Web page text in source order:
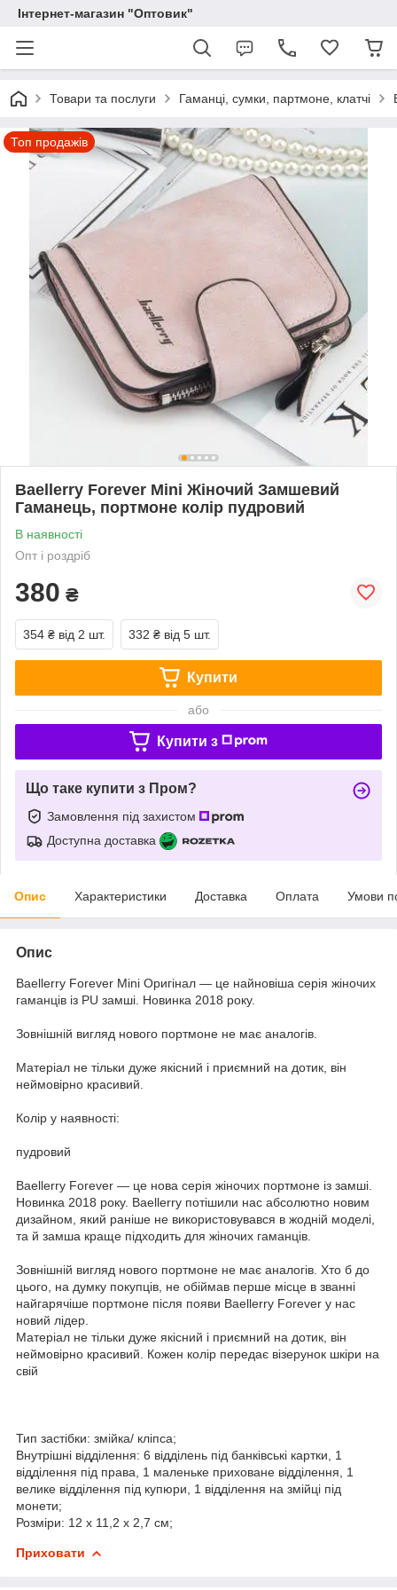
Інтернет-магазин "Оптовик"
Товари та послуги Гаманці, сумки, партмоне, клатчі
Топ продажів
Baellerry Forever Mini Жіночий Замшевий
Гаманець, портмоне колір пудровий
В наявності
Опт і роздріб
380 ₴
354 ₴ від 2 шт. 332 ₴ від 5 шт.
Купити
або
Купити з
Що таке купити з Пром?
Замовлення під захистом
Доступна доставка
Опис Характеристики Доставка Оплата Умови
Опис
Baellerry Forever Mini Оригінал — це найновіша серія жіночих
гаманців із PU замші. Новинка 2018 року.
Зовнішній вигляд нового портмоне не має аналогів.
Матеріал не тільки дуже якісний і приємний на дотик, він
неймовірно красивий.
Колір у наявності:
пудровий
Baellerry Forever — це нова серія жіночих портмоне із замші.
Новинка 2018 року. Baellerry потішили нас абсолютно новим
дизайном, який раніше не використовувався в жодній моделі,
та й замша краще підходить для жіночих гаманців.
Зовнішній вигляд нового портмоне не має аналогів. Хто б до
цього, на думку покупців, не обіймав перше місце в званні
найгарячіше портмоне після появи Baellerry Forever у нас
новий лідер.
Матеріал не тільки дуже якісний і приємний на дотик, він
неймовірно красивий. Кожен колір передає візерунок шкіри на
свій
Тип застібки: змійка/ кліпса;
Внутрішні відділення: 6 відділень під банківські картки, 1
відділення під права, 1 маленьке приховане відділення, 1
велике відділення під купюри, 1 відділення на змійці під
монети;
Розміри: 12 х 11,2 х 2,7 см;
Приховати